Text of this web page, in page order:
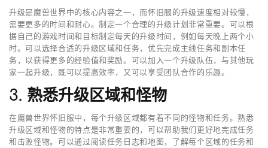
升级是魔兽世界中的核心内容之一，而怀旧服的升级速度相对较慢，
需要更多的时间和耐心。制定一个合理的升级计划非常重要。可以根
据自己的游戏时间和目标制定每天的升级时间，例如每天晚上两个小
时。可以选择合适的升级区域和任务，优先完成主线任务和副本任
务，以获得更多的经验值和奖励。可以加入一个升级队伍，与其他玩
家一起升级，既可以提高效率，又可以享受团队合作的乐趣。
3. 熟悉升级区域和怪物
在魔兽世界怀旧服中，每个升级区域都有着不同的怪物和任务。熟悉
升级区域和怪物的特点是非常重要的，可以帮助我们更好地完成任务
和击败怪物。可以通过阅读任务日志和地图，了解每个区域的任务和